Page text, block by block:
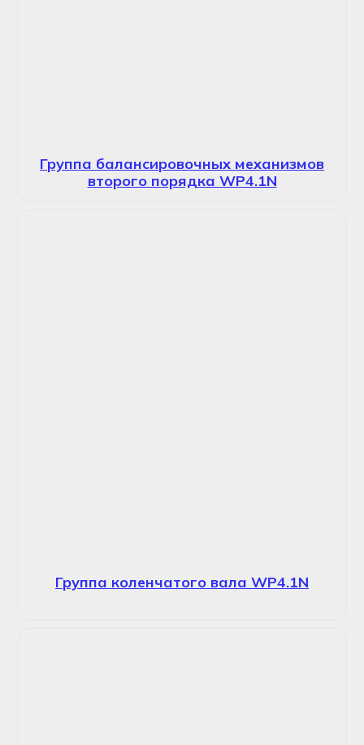
Группа балансировочных механизмов
второго порядка WP4.1N
Группа коленчатого вала WP4.1N